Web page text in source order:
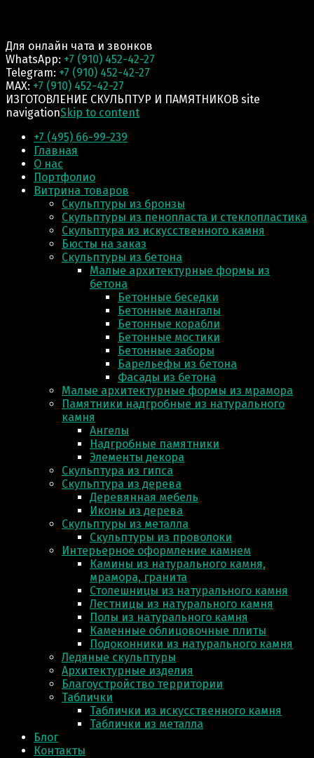
Для онлайн чата и звонков
WhatsApp: +7 (910) 452-42-27
Telegram: +7 (910) 452-42-27
MAX: +7 (910) 452-42-27
ИЗГОТОВЛЕНИЕ СКУЛЬПТУР И ПАМЯТНИКОВ site
navigationSkip to content
+7 (495) 66-99-239
Главная
О нас
Портфолио
Витрина товаров
Скульптуры из бронзы
Скульптуры из пенопласта и стеклопластика
Скульптура из искусственного камня
Бюсты на заказ
Скульптуры из бетона
Малые архитектурные формы из
бетона
Бетонные беседки
Бетонные мангалы
Бетонные корабли
Бетонные мостики
Бетонные заборы
Барельефы из бетона
Фасады из бетона
Малые архитектурные формы из мрамора
Памятники надгробные из натурального
камня
Ангелы
Надгробные памятники
Элементы декора
Скульптура из гипса
Скульптура из деревa
Деревянная мебель
Иконы из дерева
Скульптуры из металла
Скульптуры из проволоки
Интерьерное оформление камнем
Камины из натурального камня,
мрамора, гранита
Столешницы из натурального камня
Лестницы из натурального камня
Полы из натурального камня
Каменные облицовочные плиты
Подоконники из натурального камня
Ледяные скульптуры
Архитектурные изделия
Благоустройство территории
Таблички
Таблички из искусственного камня
Таблички из металла
Блог
Контакты